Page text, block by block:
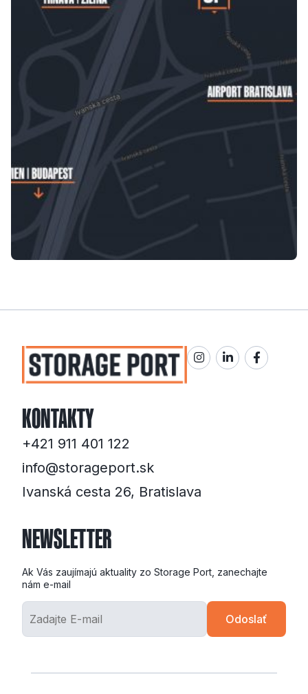
KONTAKTY
+421 911 401 122
info@storageport.sk
Ivanská cesta 26, Bratislava
NEWSLETTER
Ak Vás zaujímajú aktuality zo Storage Port, zanechajte
nám e-mail